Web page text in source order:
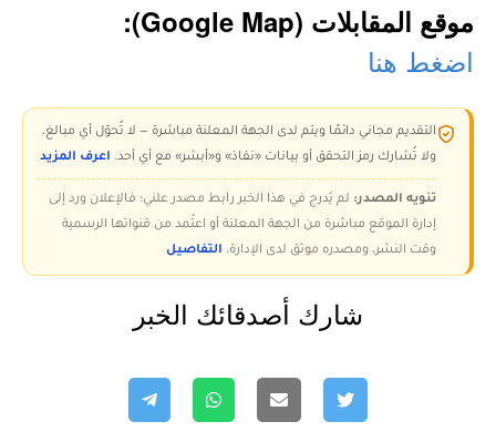
موقع المقابلات (Google Map):
اضغط هنا
التقديم مجاني دائمًا ويتم لدى الجهة المعلنة مباشرة — لا تُحوّل أي مبالغ،
ولا تُشارك رمز التحقق أو بيانات «نفاذ» و«أبشر» مع أي أحد. اعرف المزيد
تنويه المصدر: لم يُدرج في هذا الخبر رابط مصدر علني؛ فالإعلان ورد إلى
إدارة الموقع مباشرة من الجهة المعلنة أو اعتُمد من قنواتها الرسمية
وقت النشر، ومصدره موثق لدى الإدارة. التفاصيل
شارك أصدقائك الخبر